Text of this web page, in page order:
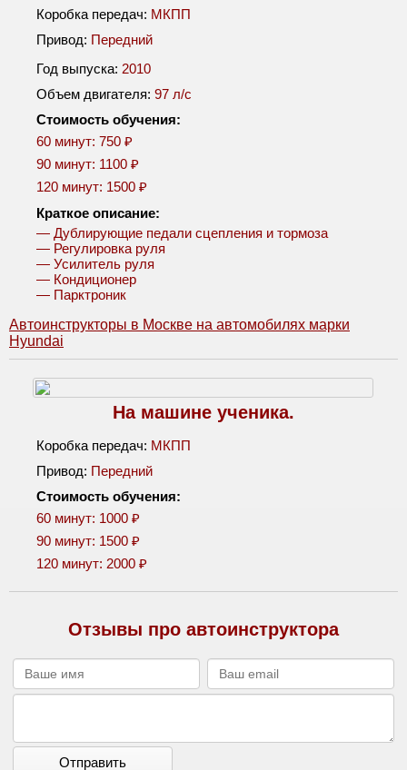
Коробка передач: МКПП
Привод: Передний
Год выпуска: 2010
Объем двигателя: 97 л/c
Стоимость обучения:
60 минут: 750 ₽
90 минут: 1100 ₽
120 минут: 1500 ₽
Краткое описание:
— Дублирующие педали сцепления и тормоза
— Регулировка руля
— Усилитель руля
— Кондиционер
— Парктроник
Автоинструкторы в Москве на автомобилях марки
Hyundai
На машине ученика.
Коробка передач: МКПП
Привод: Передний
Стоимость обучения:
60 минут: 1000 ₽
90 минут: 1500 ₽
120 минут: 2000 ₽
Отзывы про автоинструктора
Отправить